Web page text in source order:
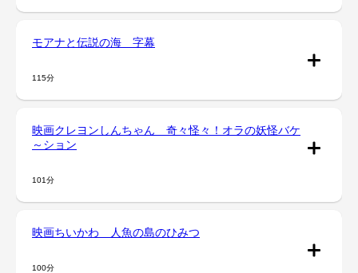
モアナと伝説の海 字幕
115分
映画クレヨンしんちゃん 奇々怪々！オラの妖怪バケ
～ション
101分
映画ちいかわ 人魚の島のひみつ
100分